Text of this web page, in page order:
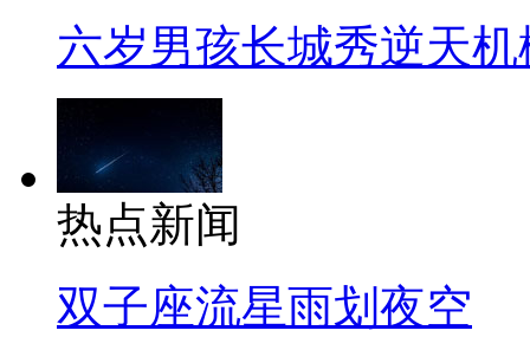
六岁男孩长城秀逆天机
热点新闻
双子座流星雨划夜空